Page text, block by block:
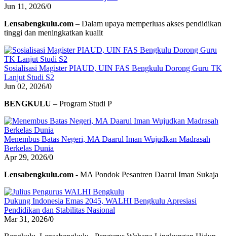
Jun 11, 2026/0
Lensabengkulu.com – Dalam upaya memperluas akses pendidikan
tinggi dan meningkatkan kualit
Sosialisasi Magister PIAUD, UIN FAS Bengkulu Dorong Guru TK
Lanjut Studi S2
Jun 02, 2026/0
BENGKULU – Program Studi P
Menembus Batas Negeri, MA Daarul Iman Wujudkan Madrasah
Berkelas Dunia
Apr 29, 2026/0
Lensabengkulu.com - MA Pondok Pesantren Daarul Iman Sukaja
Dukung Indonesia Emas 2045, WALHI Bengkulu Apresiasi
Pendidikan dan Stabilitas Nasional
Mar 31, 2026/0